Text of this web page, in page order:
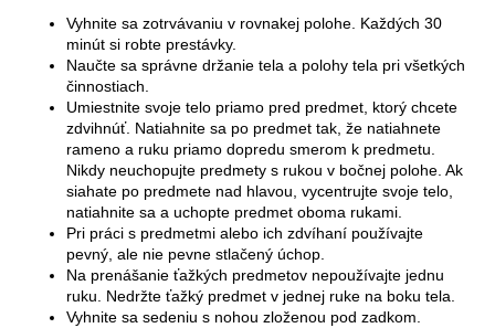
Vyhnite sa zotrvávaniu v rovnakej polohe. Každých 30
minút si robte prestávky.
Naučte sa správne držanie tela a polohy tela pri všetkých
činnostiach.
Umiestnite svoje telo priamo pred predmet, ktorý chcete
zdvihnúť. Natiahnite sa po predmet tak, že natiahnete
rameno a ruku priamo dopredu smerom k predmetu.
Nikdy neuchopujte predmety s rukou v bočnej polohe. Ak
siahate po predmete nad hlavou, vycentrujte svoje telo,
natiahnite sa a uchopte predmet oboma rukami.
Pri práci s predmetmi alebo ich zdvíhaní používajte
pevný, ale nie pevne stlačený úchop.
Na prenášanie ťažkých predmetov nepoužívajte jednu
ruku. Nedržte ťažký predmet v jednej ruke na boku tela.
Vyhnite sa sedeniu s nohou zloženou pod zadkom.